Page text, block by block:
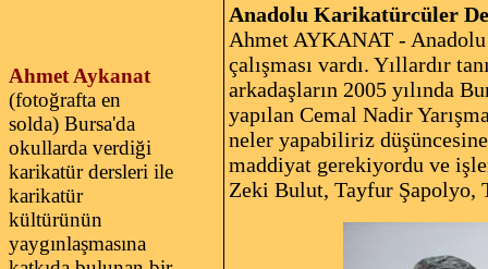
Ahmet Aykanat
(fotoğrafta en
solda) Bursa'da
okullarda verdiği
karikatür dersleri ile
karikatür
kültürünün
yaygınlaşmasına
Anadolu Karikatürcüler
Ahmet AYKANAT -
çalışması vardı. Yıllardır
arkadaşların 2005 yılında
yapılan Cemal Nadir
neler yapabiliriz
maddiyat gerekiyordu ve
Zeki Bulut, Tayfur Şapolyo,